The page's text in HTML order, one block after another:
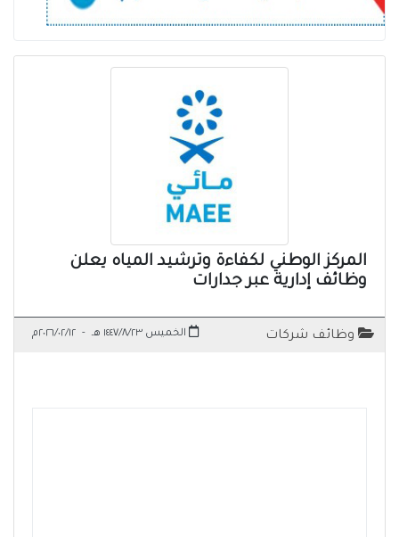
المركز الوطني لكفاءة وترشيد المياه يعلن
وظائف إدارية عبر جدارات
وظائف شركات الخميس ١٤٤٧/٨/٢٣ هـ - ٢٠٢٦/٠٢/١٢م